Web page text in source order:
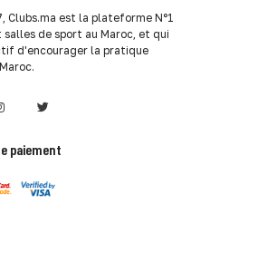
Clubs.ma est la plateforme N°1
salles de sport au Maroc, et qui
d'encourager la pratique
paiement